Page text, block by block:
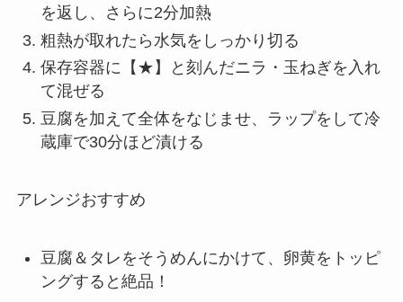
を返し、さらに2分加熱
粗熱が取れたら水気をしっかり切る
保存容器に【★】と刻んだニラ・玉ねぎを入れ
て混ぜる
豆腐を加えて全体をなじませ、ラップをして冷
蔵庫で30分ほど漬ける
アレンジおすすめ
豆腐＆タレをそうめんにかけて、卵黄をトッピ
ングすると絶品！